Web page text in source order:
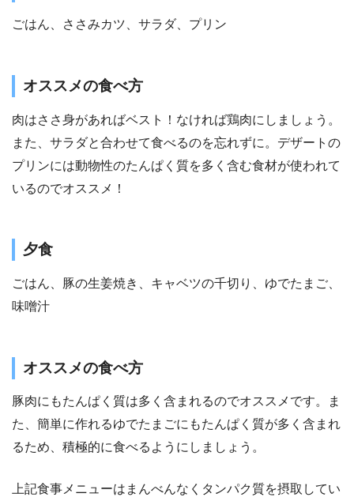
ごはん、ささみカツ、サラダ、プリン
オススメの食べ方
肉はささ身があればベスト！なければ鶏肉にしましょう。
また、サラダと合わせて食べるのを忘れずに。デザートの
プリンには動物性のたんぱく質を多く含む食材が使われて
いるのでオススメ！
夕食
ごはん、豚の生姜焼き、キャベツの千切り、ゆでたまご、
味噌汁
オススメの食べ方
豚肉にもたんぱく質は多く含まれるのでオススメです。ま
た、簡単に作れるゆでたまごにもたんぱく質が多く含まれ
るため、積極的に食べるようにしましょう。
上記食事メニューはまんべんなくタンパク質を摂取してい